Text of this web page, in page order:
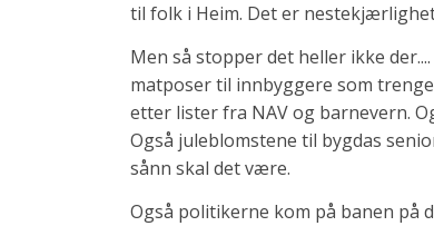
til folk i Heim. Det er
Men så stopper det heller ikke
matposer til innbyggere som
etter lister fra NAV og barnevern.
Også juleblomstene til bygdas
sånn skal det være.
Også politikerne kom på banen på